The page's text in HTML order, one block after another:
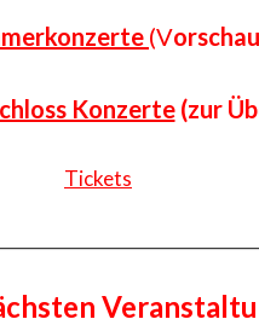
(V
Konzerte(zur
Tickets